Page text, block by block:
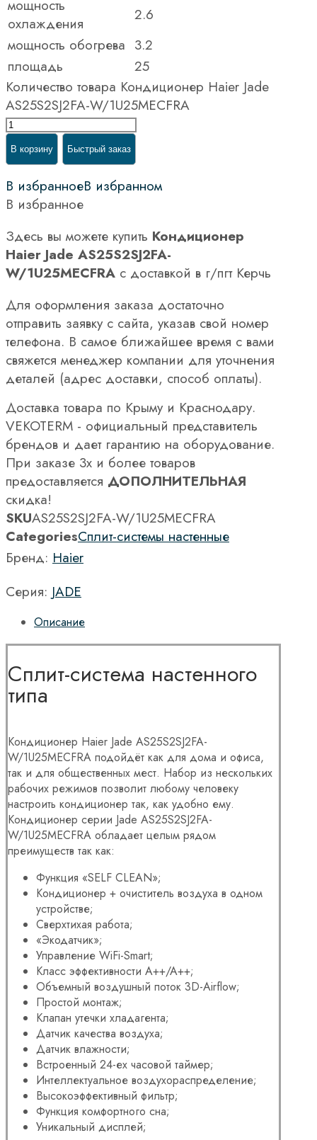
мощность
охлаждения
2.6
мощность обогрева 3.2
площадь
25
Количество товара Кондиционер Haier Jade
AS25S2SJ2FA-W/1U25MECFRA
В корзину Быстрый заказ
В избранноеВ избранном
В избранное
Здесь вы можете купить Кондиционер
Haier Jade AS25S2SJ2FA-
W/1U25MECFRA с доставкой в г/пгт Керчь
Для оформления заказа достаточно
отправить заявку с сайта, указав свой номер
телефона. В самое ближайшее время с вами
свяжется менеджер компании для уточнения
деталей (адрес доставки, способ оплаты).
Доставка товара по Крыму и Краснодару.
VEKOTERM - официальный представитель
брендов и дает гарантию на оборудование.
При заказе 3х и более товаров
предоставляется ДОПОЛНИТЕЛЬНАЯ
скидка!
SKUAS25S2SJ2FA-W/1U25MECFRA
CategoriesСплит-системы настенные
Бренд: Haier
Серия: JADE
Описание
Сплит-система настенного
типа
Кондиционер Haier Jade AS25S2SJ2FA-
W/1U25MECFRA подойдёт как для дома и офиса,
так и для общественных мест. Набор из нескольких
рабочих режимов позволит любому человеку
настроить кондиционер так, как удобно ему.
Кондиционер серии Jade AS25S2SJ2FA-
W/1U25MECFRA обладает целым рядом
преимуществ так как:
Функция «SELF CLEAN»;
Кондиционер + очиститель воздуха в одном
устройстве;
Сверхтихая работа;
«Экодатчик»;
Управление WiFi-Smart;
Класс эффективности A++/A++;
Объемный воздушный поток 3D-Airflow;
Простой монтаж;
Клапан утечки хладагента;
Датчик качества воздуха;
Датчик влажности;
Встроенный 24-ех часовой таймер;
Интеллектуальное воздухораспределение;
Высокоэффективный фильтр;
Функция комфортного сна;
Уникальный дисплей;